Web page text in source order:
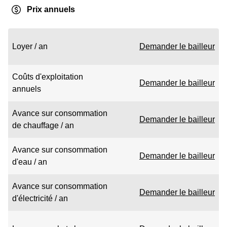
Prix annuels
Loyer / an Demander le bailleur
Coûts d'exploitation
annuels
Demander le bailleur
Avance sur consommation
de chauffage / an
Demander le bailleur
Avance sur consommation
d'eau / an
Demander le bailleur
Avance sur consommation
d'électricité / an
Demander le bailleur